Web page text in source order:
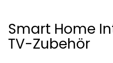
Smart Home
TV-Zubehör